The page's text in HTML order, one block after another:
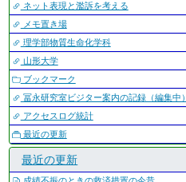
ネット表現と濫訴を考える
メモ置き場
理学部物質生命化学科
山形大学
ブックマーク
冨永研究室ビジター案内の記録（編集中）
アクセスログ統計
最近の更新
最近の更新